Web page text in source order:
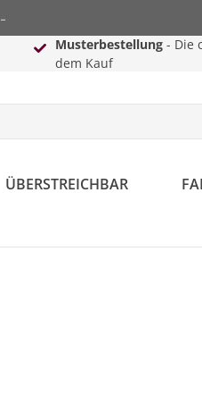
-
Musterbestellung- Die
dem Kauf
ÜBERSTREICHBAR